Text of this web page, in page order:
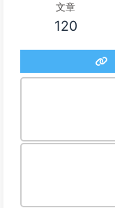
文章
120